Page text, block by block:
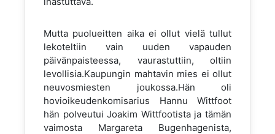
Mutta puolueitten aika ei ollut vielä tullut
lekoteltiin vain uuden vapauden
päivänpaisteessa, vaurastuttiin, oltiin
levollisia.Kaupungin mahtavin mies ei ollut
neuvosmiesten joukossa.Hän oli
hovioikeudenkomisarius Hannu Wittfoot
hän polveutui Joakim Wittfootista ja tämän
vaimosta Margareta Bugenhagenista,